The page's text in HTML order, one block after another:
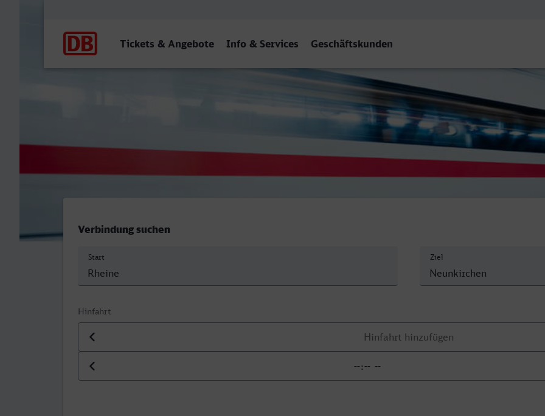
Tickets & Angebote Info & Services Geschäftskunden
Rheine - Neunkirchen (Saar) Hbf
Verbindung suchen
Start Ziel
Hinfahrt
Datum der Hinfahrt
Uhrzeit der Hinfahrt